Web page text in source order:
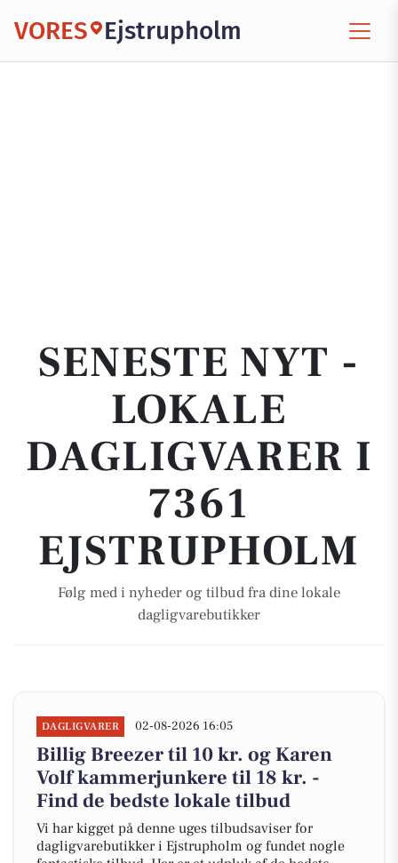
VORES Ejstrupholm
SENESTE NYT -
LOKALE
DAGLIGVARER I
7361
EJSTRUPHOLM
Følg med i nyheder og tilbud fra dine lokale
dagligvarebutikker
DAGLIGVARER 02-08-2026 16:05
Billig Breezer til 10 kr. og Karen
Volf kammerjunkere til 18 kr. -
Find de bedste lokale tilbud
Vi har kigget på denne uges tilbudsaviser for
dagligvarebutikker i Ejstrupholm og fundet nogle